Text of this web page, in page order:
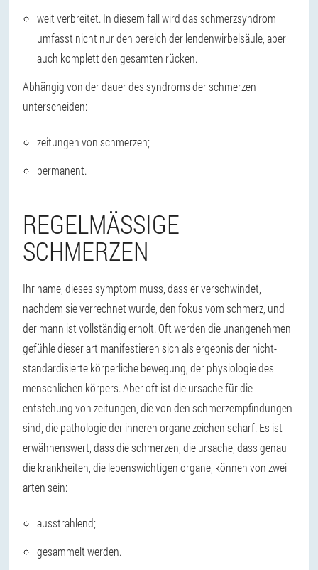
weit verbreitet. In diesem fall wird das schmerzsyndrom
umfasst nicht nur den bereich der lendenwirbelsäule, aber
auch komplett den gesamten rücken.
Abhängig von der dauer des syndroms der schmerzen
unterscheiden:
zeitungen von schmerzen;
permanent.
REGELMÄSSIGE S
CHMERZEN
Ihr name, dieses symptom muss, dass er verschwindet,
nachdem sie verrechnet wurde, den fokus vom schmerz, und
der mann ist vollständig erholt. Oft werden die unangenehmen
gefühle dieser art manifestieren sich als ergebnis der nicht-
standardisierte körperliche bewegung, der physiologie des
menschlichen körpers. Aber oft ist die ursache für die
entstehung von zeitungen, die von den schmerzempfindungen
sind, die pathologie der inneren organe zeichen scharf. Es ist
erwähnenswert, dass die schmerzen, die ursache, dass genau
die krankheiten, die lebenswichtigen organe, können von zwei
arten sein:
ausstrahlend;
gesammelt werden.